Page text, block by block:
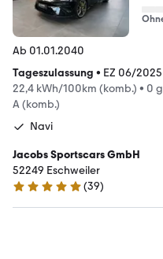
Ab 01.01.2040
Tageszulassung • EZ 06/2025
22,4 kWh/100km (komb.) • 0
A (komb.)
Navi
Jacobs Sportscars GmbH
52249 Eschweiler
4.8 Sterne
(39)